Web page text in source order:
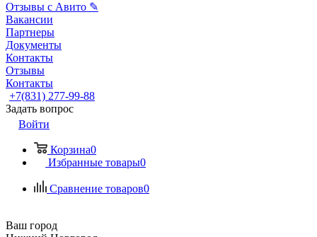
Отзывы с Авито ✎
Вакансии
Партнеры
Документы
Контакты
Отзывы
Контакты
+7(831) 277-99-88
Задать вопрос
Войти
Корзина0
Избранные товары0
Сравнение товаров0
Ваш город